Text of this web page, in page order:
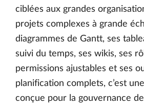
ciblées aux grandes
projets complexes à grande
diagrammes de Gantt, ses
suivi du temps, ses wikis, ses
permissions ajustables et ses
planification complets, c’est
conçue pour la gouvernance